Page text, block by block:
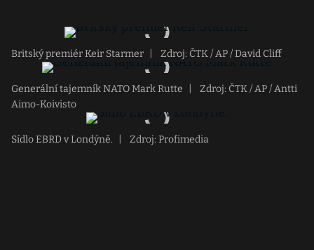
Britský premiér Keir Starmer Zdroj: ČTK / AP / David Cliff
Generální tajemník NATO Mark Rutte
Zdroj: ČTK / AP / Antti
Aimo-Koivisto
Sídlo EBRD v Londýně. Zdroj: Profimedia